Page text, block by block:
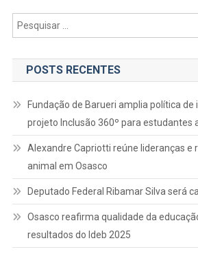
POSTS RECENTES
Fundação de Barueri amplia política de
projeto Inclusão 360º para estudantes
Alexandre Capriotti reúne lideranças e
animal em Osasco
Deputado Federal Ribamar Silva será
Osasco reafirma qualidade da
resultados do Ideb 2025